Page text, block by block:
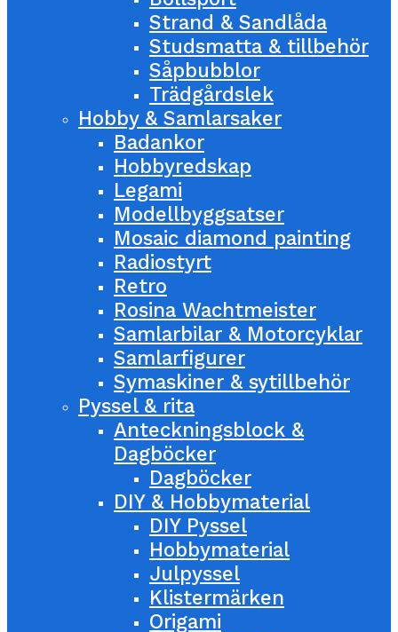
Strand & Sandlåda
Studsmatta & tillbehör
Såpbubblor
Trädgårdslek
Hobby & Samlarsaker
Badankor
Hobbyredskap
Legami
Modellbyggsatser
Mosaic diamond painting
Radiostyrt
Retro
Rosina Wachtmeister
Samlarbilar & Motorcyklar
Samlarfigurer
Symaskiner & sytillbehör
Pyssel & rita
Anteckningsblock &
Dagböcker
Dagböcker
DIY & Hobbymaterial
DIY Pyssel
Hobbymaterial
Julpyssel
Klistermärken
Origami